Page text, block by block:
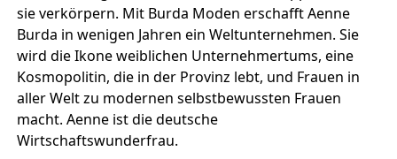
sie verkörpern. Mit Burda Moden erschafft Aenne
Burda in wenigen Jahren ein Weltunternehmen. Sie
wird die Ikone weiblichen Unternehmertums, eine
Kosmopolitin, die in der Provinz lebt, und Frauen in
aller Welt zu modernen selbstbewussten Frauen
macht. Aenne ist die deutsche
Wirtschaftswunderfrau.